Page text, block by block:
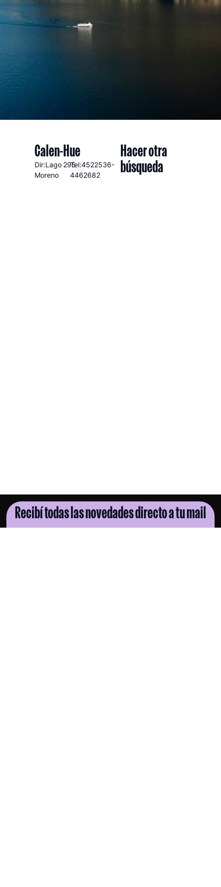
Calen-Hue
Dir:Lago
Moreno
295Tel:4522536-
4462682
Hacer otra
búsqueda
Recibí todas las novedades directo a tu mail